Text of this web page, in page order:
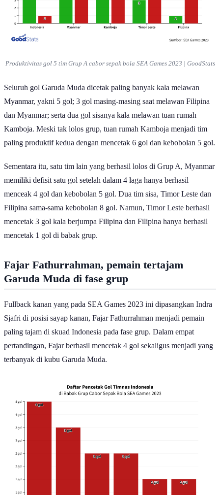
Produktivitas gol 5 tim Grup A cabor sepak bola SEA Games 2023 | GoodStats
Seluruh gol Garuda Muda dicetak paling banyak kala melawan
Myanmar, yakni 5 gol; 3 gol masing-masing saat melawan Filipina
dan Myanmar; serta dua gol sisanya kala melawan tuan rumah
Kamboja. Meski tak lolos grup, tuan rumah Kamboja menjadi tim
paling produktif kedua dengan mencetak 6 gol dan kebobolan 5 gol.
Sementara itu, satu tim lain yang berhasil lolos di Grup A, Myanmar
memiliki defisit satu gol setelah dalam 4 laga hanya berhasil
menceak 4 gol dan kebobolan 5 gol. Dua tim sisa, Timor Leste dan
Filipina sama-sama kebobolan 8 gol. Namun, Timor Leste berhasil
mencetak 3 gol kala berjumpa Filipina dan Filipina hanya berhasil
mencetak 1 gol di babak grup.
Fajar Fathurrahman, pemain tertajam
Garuda Muda di fase grup
Fullback kanan yang pada SEA Games 2023 ini dipasangkan Indra
Sjafri di posisi sayap kanan, Fajar Fathurrahman menjadi pemain
paling tajam di skuad Indonesia pada fase grup. Dalam empat
pertandingan, Fajar berhasil mencetak 4 gol sekaligus menjadi yang
terbanyak di kubu Garuda Muda.